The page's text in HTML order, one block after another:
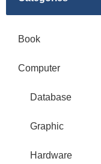
Book
Computer
Database
Graphic
Hardware